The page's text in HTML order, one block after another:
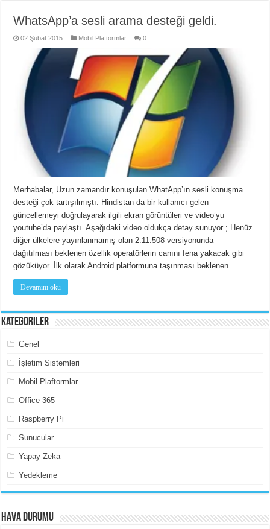
WhatsApp’a sesli arama desteği geldi.
02 Şubat 2015 Mobil Plaftormlar 0
Merhabalar, Uzun zamandır konuşulan WhatApp’ın sesli konuşma
desteği çok tartışılmıştı. Hindistan da bir kullanıcı gelen
güncellemeyi doğrulayarak ilgili ekran görüntüleri ve video’yu
youtube’da paylaştı. Aşağıdaki video oldukça detay sunuyor ; Henüz
diğer ülkelere yayınlanmamış olan 2.11.508 versiyonunda
dağıtılması beklenen özellik operatörlerin canını fena yakacak gibi
gözüküyor. İlk olarak Android platformuna taşınması beklenen …
Devamını oku
Kategoriler
Genel
İşletim Sistemleri
Mobil Plaftormlar
Office 365
Raspberry Pi
Sunucular
Yapay Zeka
Yedekleme
Hava Durumu